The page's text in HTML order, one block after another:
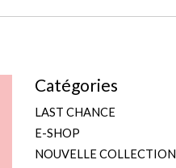
Catégories
LAST CHANCE
E-SHOP
NOUVELLE COLLECTION